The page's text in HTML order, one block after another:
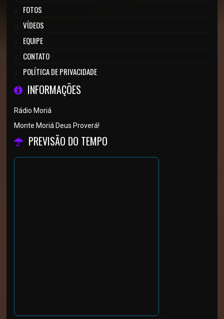
FOTOS
VÍDEOS
EQUIPE
CONTATO
POLÍTICA DE PRIVACIDADE
INFORMAÇÕES
Rádio Moriá
Monte Moriá Deus Proverá!
PREVISÃO DO TEMPO